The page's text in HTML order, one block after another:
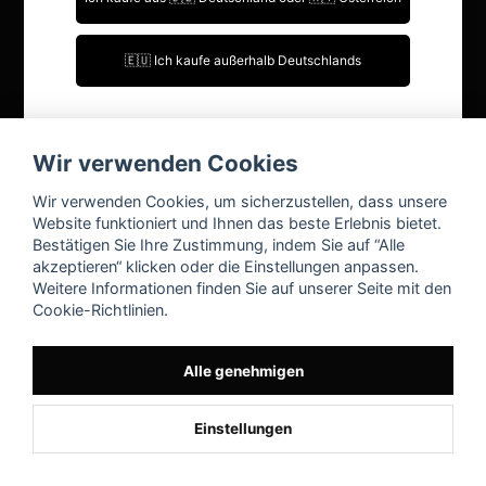
Ich bin über 18 Jahre alt.
Ich bin unter 18 Jahre alt.
Kontakt
FAQ
Mein Konto
Registrieren
Passwort vergessen?
🇪🇺 Ich kaufe außerhalb Deutschlands
Wir verwenden Cookies
Wir verwenden Cookies, um sicherzustellen, dass unsere
Website funktioniert und Ihnen das beste Erlebnis bietet.
Bestätigen Sie Ihre Zustimmung, indem Sie auf “Alle
akzeptieren“ klicken oder die Einstellungen anpassen.
Weitere Informationen finden Sie auf unserer Seite mit den
Cookie-Richtlinien.
Alle genehmigen
Einstellungen